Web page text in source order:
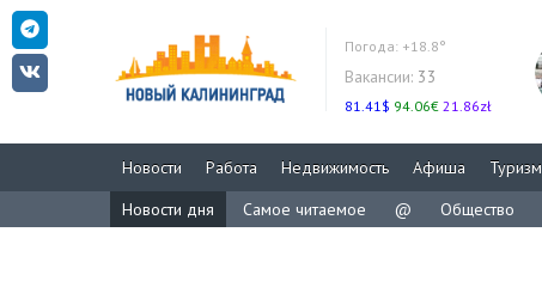
Погода: +18.8°
Вакансии: 33
81.41$ 94.06€ 21.86zł
Новости Работа Недвижимость Афиша Туризм
Новости дня
Самое читаемое @ Общество